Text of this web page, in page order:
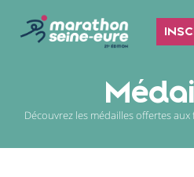
Découvrez les médailles offertes